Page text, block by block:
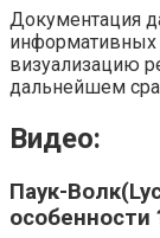
Документация
информативных
визуализацию
дальнейшем
Видео:
Паук-
особенности